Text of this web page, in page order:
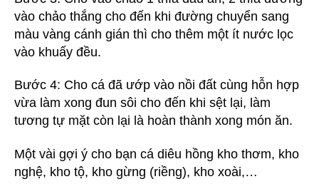
vào chảo thắng cho đến khi đường chuyển sang
màu vàng cánh gián thì cho thêm một ít nước lọc
vào khuấy đều.
Bước 4: Cho cá đã ướp vào nồi đất cùng hỗn hợp
vừa làm xong đun sôi cho đến khi sệt lại, làm
tương tự mặt còn lại là hoàn thành xong món ăn.
Một vài gợi ý cho bạn cá diêu hồng kho thơm, kho
nghệ, kho tộ, kho gừng (riềng), kho xoài,…